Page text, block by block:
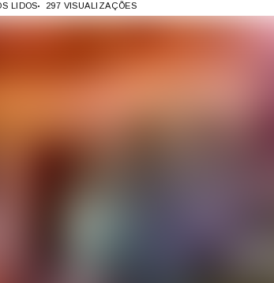
LIDOS 297 VISUALIZAÇÕES